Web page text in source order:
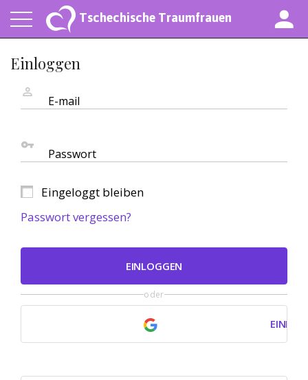
Tschechische Traumfrauen
Einloggen
E-mail
Passwort
Eingeloggt bleiben
Passwort vergessen?
EINLOGGEN
oder